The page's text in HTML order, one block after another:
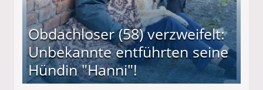
Obdachloser (58) verzweifelt:
Unbekannte entführten seine
Hündin "Hanni"!